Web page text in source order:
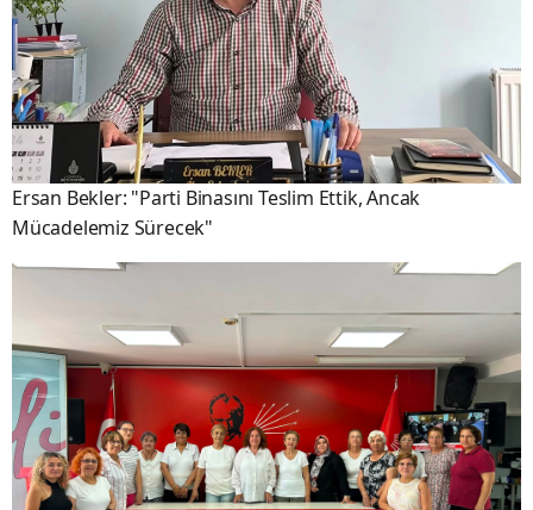
Ersan Bekler: "Parti Binasını Teslim Ettik, Ancak
Mücadelemiz Sürecek"